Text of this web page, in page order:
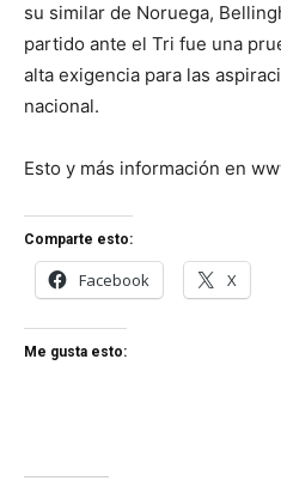
su similar de Noruega,
partido ante el Tri fue una
alta exigencia para las
nacional.
Esto y más información en
Comparte esto:
Facebook X
Me gusta esto: